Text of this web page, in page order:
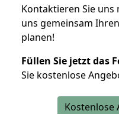
Kontaktieren Sie uns
uns gemeinsam
planen!
Füllen Sie jetzt das
Sie kostenlose
Kostenlose